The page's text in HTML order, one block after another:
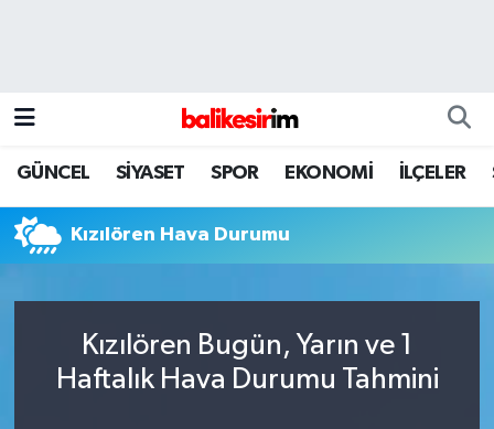
GÜNCEL SİYASET SPOR EKONOMİ İLÇELER
Kızılören Hava Durumu
Kızılören Bugün, Yarın ve 1
Haftalık Hava Durumu Tahmini